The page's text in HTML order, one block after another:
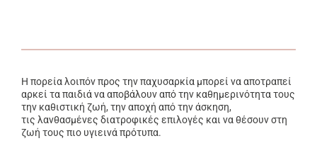
Η πορεία λοιπόν προς την παχυσαρκία μπορεί να αποτραπεί
αρκεί τα παιδιά να αποβάλουν από την καθημερινότητα τους
την καθιστική ζωή, την αποχή από την άσκηση,
τις λανθασμένες διατροφικές επιλογές και να θέσουν στη
ζωή τους πιο υγιεινά πρότυπα.